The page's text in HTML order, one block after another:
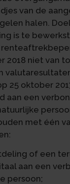
van de
halen.
is te
2018 niet van
25 oktober
aan een
met één
of een
aan een
persoon;